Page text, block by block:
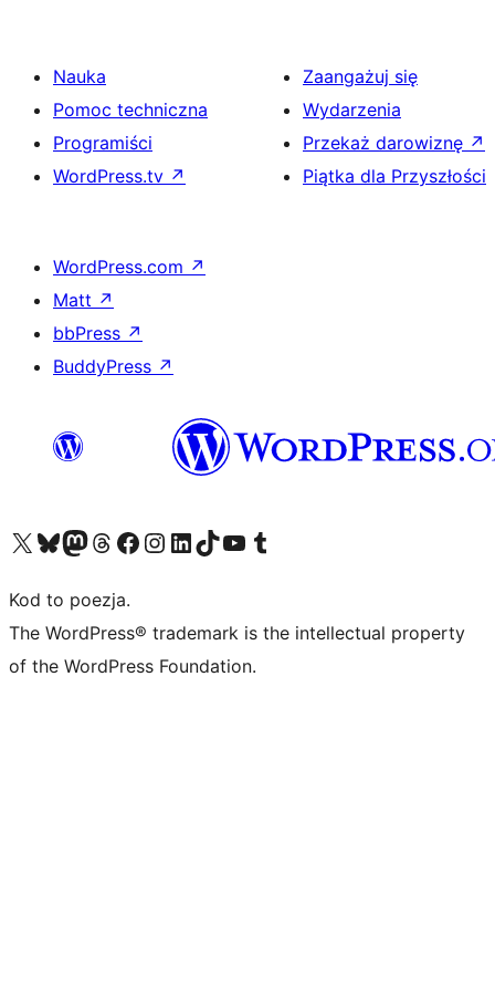
Nauka
Pomoc techniczna
Programiści
WordPress.tv ↗
Zaangażuj się
Wydarzenia
Przekaż darowiznę ↗
Piątka dla Przyszłości
WordPress.com ↗
Matt ↗
bbPress ↗
BuddyPress ↗
Odwiedź nasze konto X (dawniej Twitter)
Odwiedź nasze konto Bluesky
Odwiedź nasze konto na Mastodoncie
Odwiedź naszego Threadsa
Odwiedź naszego Facebooka
Odwiedź nasze konto na Instagramie
Odwiedź nasze konto na LinkedIn
Odwiedź naszego TikToka
Odwiedź nasz kanał YouTube
Odwiedź naszego Tumblra
Kod to poezja.
The WordPress® trademark is the intellectual property
of the WordPress Foundation.